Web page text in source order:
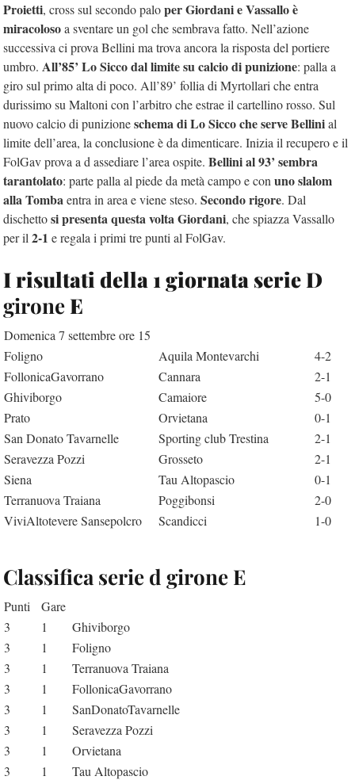
Proietti, cross sul secondo paloper Giordani e Vassallo è
miracolosoa sventare un gol che sembrava fatto. Nell’azione
successiva ci prova Bellini ma trova ancora la risposta del portiere
umbro. All’85’ Lo Sicco dal limite su calcio di punizione: palla a
giro sul primo alta di poco. All’89’ follia di Myrtollari che entra
durissimo su Maltoni con l’arbitro che estrae il cartellino rosso. Sul
nuovo calcio di punizioneschema di Lo Sicco che serve Bellinial
limite dell’area, la conclusione è da dimenticare. Inizia il recupero e il
FolGav prova a d assediare l’area ospite. Bellini al 93’ sembra
tarantolato: parte palla al piede da metà campo e con uno slalom
alla Tombaentra in area e viene steso. Secondo rigore. Dal
dischettosi presenta questa volta Giordani, che spiazza Vassallo
per il 2-1 e regala i primi tre punti al FolGav.
I risultati della 1 giornata serie D
gironeE
Domenica 7 settembre ore 15
Foligno
Aquila Montevarchi
4-2
FollonicaGavorrano
Cannara
2-1
Ghiviborgo
Camaiore
5-0
Prato
Orvietana
0-1
San Donato Tavarnelle
Sporting club Trestina
2-1
Seravezza Pozzi
Grosseto
2-1
Siena
Tau Altopascio
0-1
Terranuova Traiana
Poggibonsi
2-0
ViviAltotevere Sansepolcro
Scandicci 1-0
Classifica serie d girone E
Punti
Gare
3
1
Ghiviborgo
3
1
Foligno
3
1
Terranuova Traiana
3
1
FollonicaGavorrano
3
1
SanDonatoTavarnelle
3
1
Seravezza Pozzi
3
1
Orvietana
3
1
Tau Altopascio